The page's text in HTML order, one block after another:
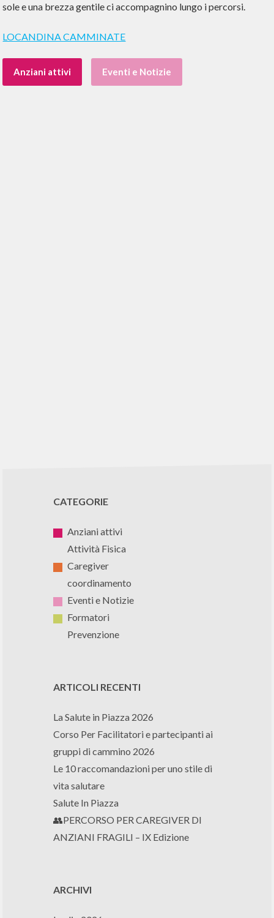
sole e una brezza gentile ci accompagnino lungo i percorsi.
LOCANDINA CAMMINATE
Anziani attivi Eventi e Notizie
CATEGORIE
Anziani attivi
Attività Fisica
Caregiver
coordinamento
Eventi e Notizie
Formatori
Prevenzione
ARTICOLI RECENTI
La Salute in Piazza 2026
Corso Per Facilitatori e partecipanti ai
gruppi di cammino 2026
Le 10 raccomandazioni per uno stile di
vita salutare
Salute In Piazza
👥PERCORSO PER CAREGIVER DI
ANZIANI FRAGILI – IX Edizione
ARCHIVI